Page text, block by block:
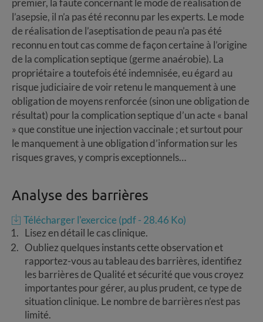
premier, la faute concernant le mode de réalisation de
l’asepsie, il n’a pas été reconnu par les experts. Le mode
de réalisation de l’aseptisation de peau n’a pas été
reconnu en tout cas comme de façon certaine à l’origine
de la complication septique (germe anaérobie). La
propriétaire a toutefois été indemnisée, eu égard au
risque judiciaire de voir retenu le manquement à une
obligation de moyens renforcée (sinon une obligation de
résultat) pour la complication septique d’un acte « banal
» que constitue une injection vaccinale ; et surtout pour
le manquement à une obligation d’information sur les
risques graves, y compris exceptionnels…
Analyse des barrières
Télécharger l'exercice (pdf - 28.46 Ko)
Lisez en détail le cas clinique.
Oubliez quelques instants cette observation et
rapportez-vous au tableau des barrières, identifiez
les barrières de Qualité et sécurité que vous croyez
importantes pour gérer, au plus prudent, ce type de
situation clinique. Le nombre de barrières n’est pas
limité.